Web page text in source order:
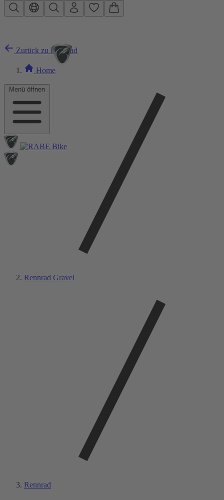
Zum Hauptinhalt springen
Menü öffnen
Zurück zu Rennrad
Home
Rennrad Gravel
Rennrad